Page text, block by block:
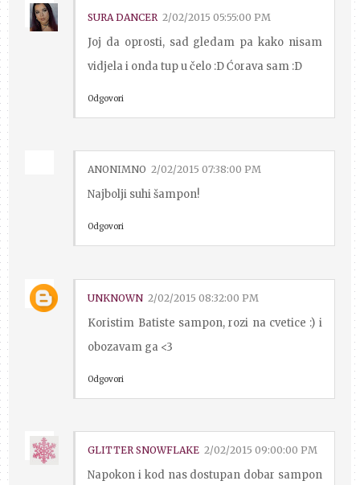
SURA DANCER 2/02/2015 05:55:00 PM
Joj da oprosti, sad gledam pa kako nisam
vidjela i onda tup u čelo :D Ćorava sam :D
Odgovori
ANONIMNO 2/02/2015 07:38:00 PM
Najbolji suhi šampon!
Odgovori
UNKNOWN 2/02/2015 08:32:00 PM
Koristim Batiste sampon, rozi na cvetice :) i
obozavam ga <3
Odgovori
GLITTER SNOWFLAKE 2/02/2015 09:00:00 PM
Napokon i kod nas dostupan dobar sampon